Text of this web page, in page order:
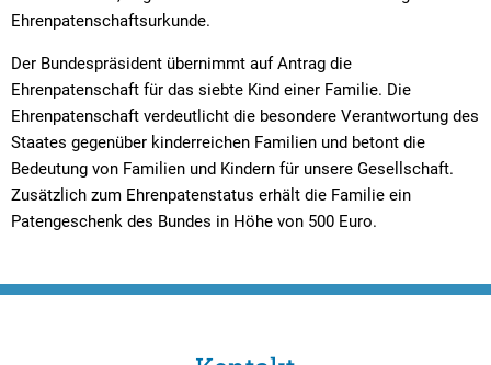
Ehrenpatenschaftsurkunde.
Der Bundespräsident übernimmt auf Antrag die
Ehrenpatenschaft für das siebte Kind einer Familie. Die
Ehrenpatenschaft verdeutlicht die besondere Verantwortung des
Staates gegenüber kinderreichen Familien und betont die
Bedeutung von Familien und Kindern für unsere Gesellschaft.
Zusätzlich zum Ehrenpatenstatus erhält die Familie ein
Patengeschenk des Bundes in Höhe von 500 Euro.